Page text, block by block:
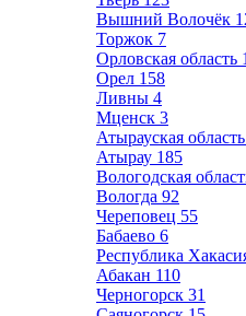
Вышний Волочёк
Торжок 7
Орловская область
Орел 158
Ливны 4
Мценск 3
Атырауская область
Атырау 185
Вологодская
Вологда 92
Череповец 55
Бабаево 6
Республика
Абакан 110
Черногорск 31